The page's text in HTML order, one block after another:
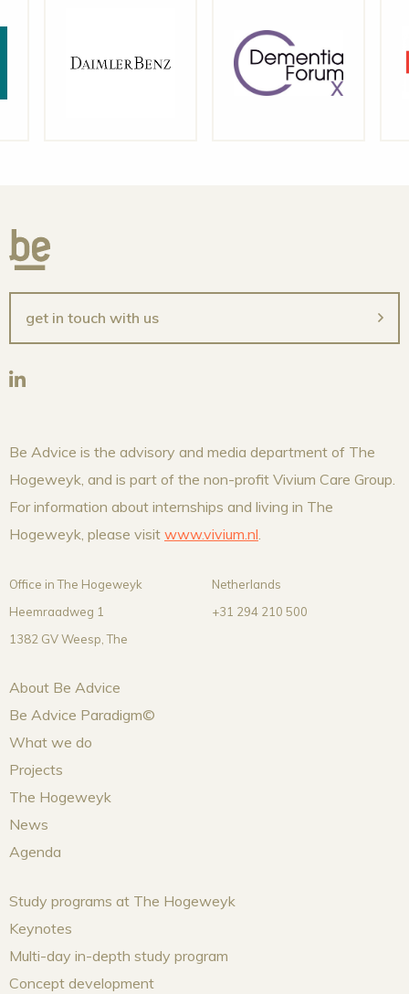
get in touch with us
Be Advice is the advisory and media department of The
Hogeweyk, and is part of the non-profit Vivium Care Group.
For information about internships and living in The
Hogeweyk, please visit www.vivium.nl
Office in The Hogeweyk
Heemraadweg 1
1382 GV Weesp,The
Netherlands
+31 294 210 500
About Be Advice
Be Advice Paradigm©
What we do
Projects
The Hogeweyk
News
Agenda
Study programs at The Hogeweyk
Keynotes
Multi-day in-depth study program
Concept development